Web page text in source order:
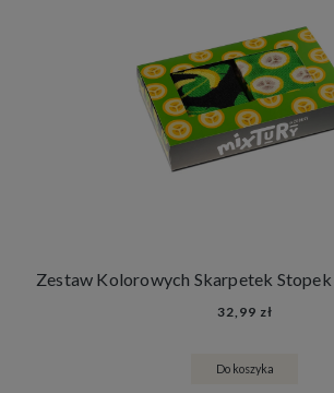
32,99 zł
Do koszyka